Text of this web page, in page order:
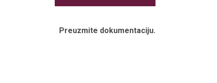
Preuzmite dokumentaciju.